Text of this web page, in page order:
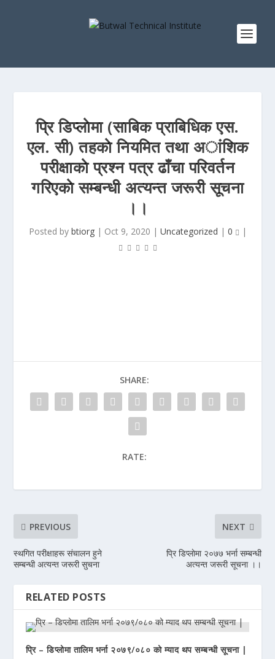
प्रि डिप्लाेमा (साबिक प्राबिधिक एस.
एल. सी) तहकाे नियमित तथा अांशिक
परीक्षाकाे प्रश्न पत्र ढाँचा परिवर्तन
गरिएकाे सम्बन्धी अत्यन्त जरूरी सूचना
।।
Posted by btiorg| Oct 9, 2020 | Uncategorized | 0 |
SHARE:
RATE:
PREVIOUS
स्थगित परीक्षाहरू संचालन हुने
सम्बन्धी अत्यन्त जरूरी सुचना
NEXT
प्रि डिप्लाेमा २०७७ भर्ना सम्बन्धी
अत्यन्त जरूरी सूचना ।।
RELATED POSTS
प्रि – डिप्लोमा तालिम भर्ना २०७९/०८० को म्याद थप सम्बन्धी सूचना |